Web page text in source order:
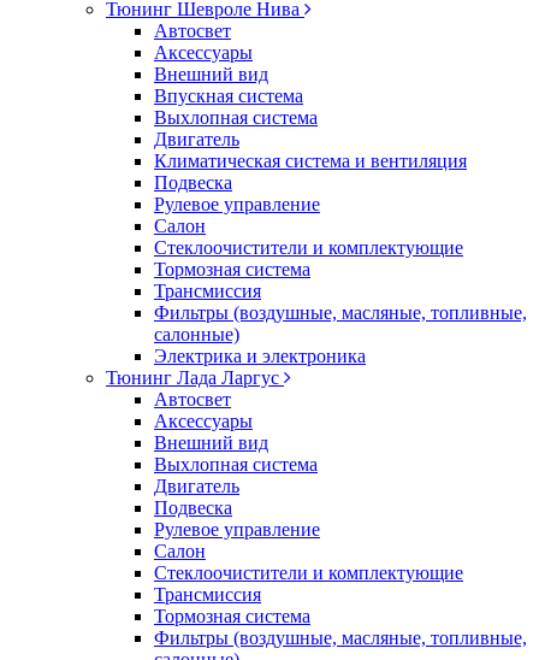
Тюнинг Шевроле Нива
Автосвет
Аксессуары
Внешний вид
Впускная система
Выхлопная система
Двигатель
Климатическая система и вентиляция
Подвеска
Рулевое управление
Салон
Стеклоочистители и комплектующие
Тормозная система
Трансмиссия
Фильтры (воздушные, масляные, топливные,
салонные)
Электрика и электроника
Тюнинг Лада Ларгус
Автосвет
Аксессуары
Внешний вид
Выхлопная система
Двигатель
Подвеска
Рулевое управление
Салон
Стеклоочистители и комплектующие
Трансмиссия
Тормозная система
Фильтры (воздушные, масляные, топливные,